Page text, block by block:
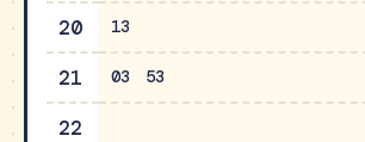
20 13
21 03 53
22